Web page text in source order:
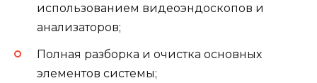
использованием видеоэндоскопов и
анализаторов;
Полная разборка и очистка основных
элементов системы;